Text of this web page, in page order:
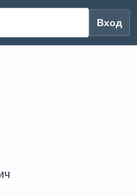
Вход